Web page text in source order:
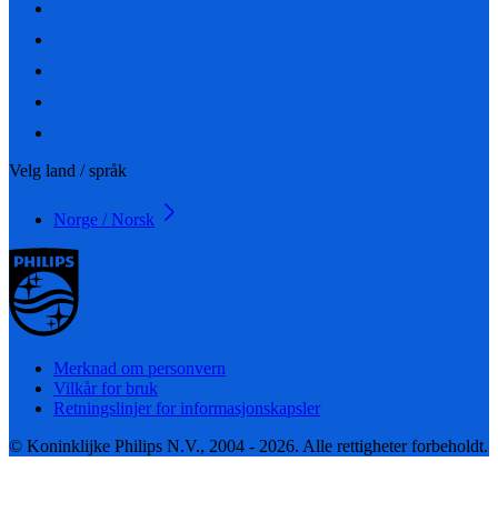
Velg land / språk
Norge / Norsk
Merknad om personvern
Vilkår for bruk
Retningslinjer for informasjonskapsler
© Koninklijke Philips N.V., 2004 - 2026. Alle rettigheter forbeholdt.